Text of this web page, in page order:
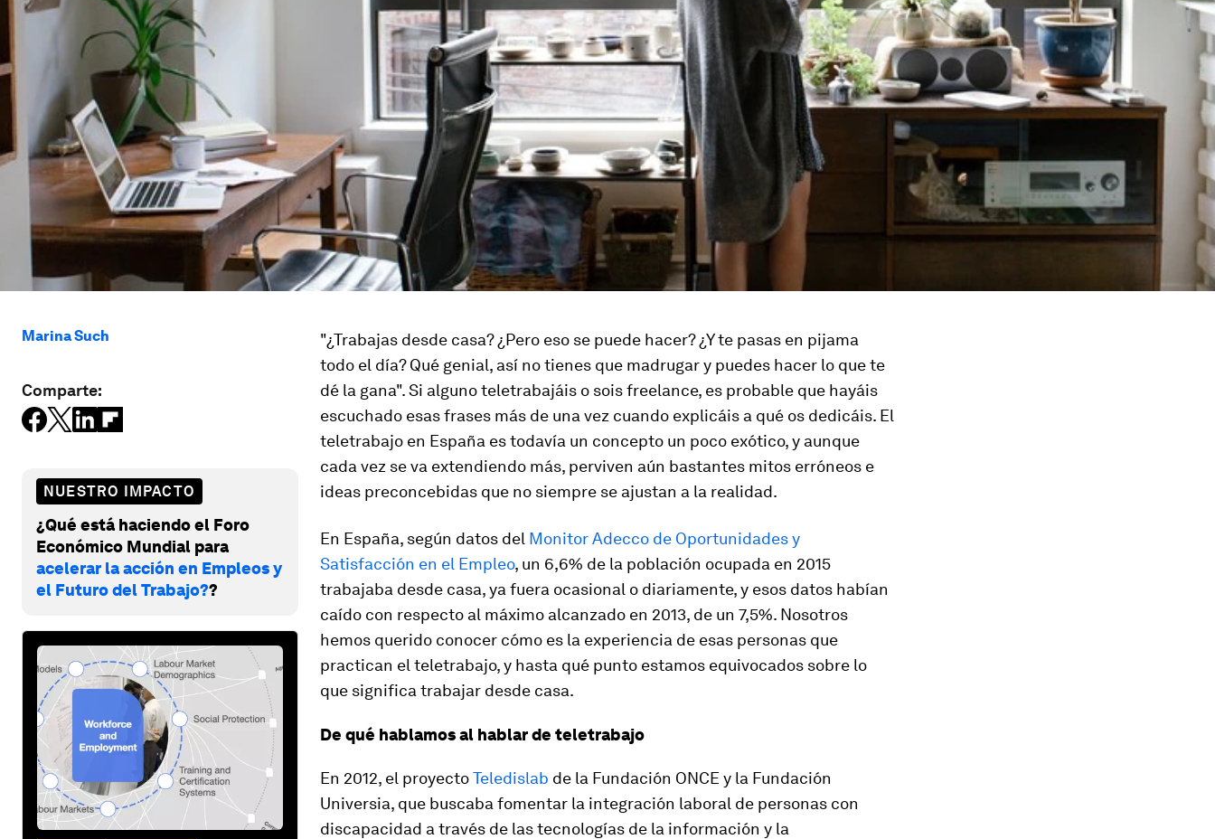
Marina Such
Comparte:
NUESTRO IMPACTO
¿Qué está haciendo el Foro
Económico Mundial para
acelerar la acción en Empleos y
el Futuro del Trabajo??
"¿Trabajas desde casa? ¿Pero eso se puede hacer? ¿Y te pasas en pijama
todo el día? Qué genial, así no tienes que madrugar y puedes hacer lo que te
dé la gana". Si alguno teletrabajáis o soisfreelance, es probable que hayáis
escuchado esas frases más de una vez cuando explicáis a qué os dedicáis. El
teletrabajo en España es todavía un concepto un poco exótico, y aunque
cada vez se va extendiendo más, perviven aún bastantes mitos erróneos e
ideas preconcebidas que no siempre se ajustan a la realidad.
En España, según datos del Monitor Adecco de Oportunidades y
Satisfacción en el Empleo, un 6,6% de la población ocupada en 2015
trabajaba desde casa, ya fuera ocasional o diariamente, y esos datos habían
caído con respecto al máximo alcanzado en 2013, de un 7,5%. Nosotros
hemos querido conocer cómo es la experiencia de esas personas que
practican el teletrabajo, y hasta qué punto estamos equivocados sobre lo
que significa trabajar desde casa.
De qué hablamos al hablar de teletrabajo
En 2012, el proyectoTeledislab de la Fundación ONCE y la Fundación
Universia, que buscaba fomentar la integración laboral de personas con
discapacidad a través de las tecnologías de la información y la